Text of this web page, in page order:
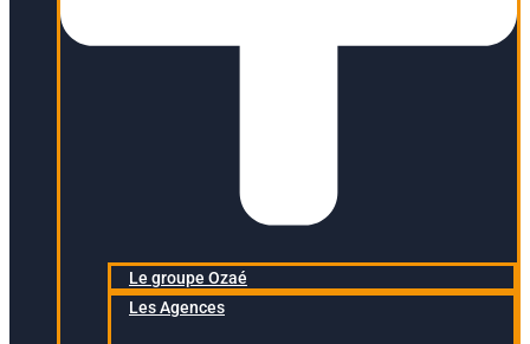
Le groupe Ozaé
Les Agences